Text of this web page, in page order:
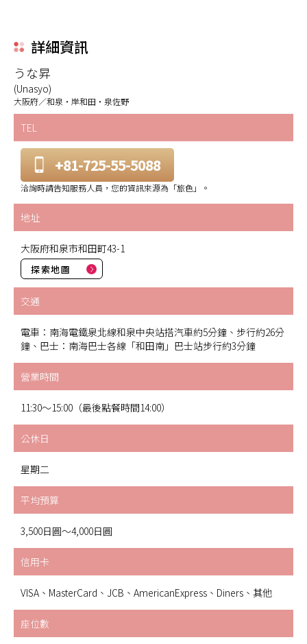
詳細資訊
うな昇
(Unasyo)
大阪府／和泉・岸和田・泉佐野
TEL
+81-725-55-5088
洽詢時請告知服務人員，您的資訊來源為「旅色」。
地址
大阪府和泉市和田町43-1
探索地圖
交通
電車：南海電鐵泉北線和泉中央站搭汽車約5分鐘、步行約26分
鐘、巴士：南海巴士各線「和田南」巴士站步行約3分鐘
營業時間
11:30～15:00（最後點餐時間14:00）
公休日
星期二
平均預算
3,500日圓～4,000日圓
信用卡
VISA、MasterCard、JCB、AmericanExpress、Diners、其他
座位數